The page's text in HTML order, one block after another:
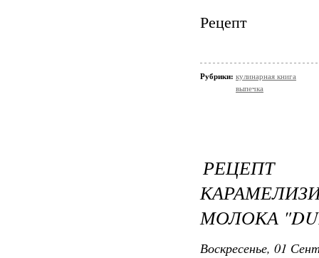
Рецепт
Рубрики: кулинарная книга
выпечка
МОЛОКА
Воскресенье, 01